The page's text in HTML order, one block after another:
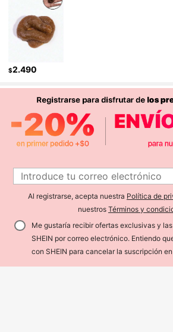
$2.490
También Podría Gustarte
Recomendados Hogar & Vida Niños
¡5% DE DESCUENTO!
Al registrarse, acepta nuestra Política de
nuestros Términos y
Me gustaría recibir ofertas exclusivas y
SHEIN por correo electrónico. Entiendo
con SHEIN para cancelar la suscripción